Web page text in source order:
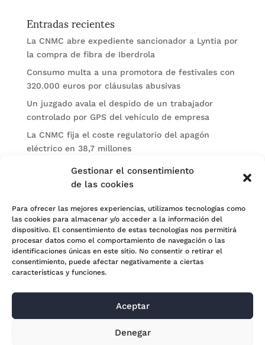
Gestionar el consentimiento
de las cookies
Para ofrecer las mejores experiencias, utilizamos tecnologías como
las cookies para almacenar y/o acceder a la información del
dispositivo. El consentimiento de estas tecnologías nos permitirá
procesar datos como el comportamiento de navegación o las
identificaciones únicas en este sitio. No consentir o retirar el
consentimiento, puede afectar negativamente a ciertas
características y funciones.
Aceptar
Denegar
Entradas recientes
La CNMC abre expediente sancionador a Lyntia por
la compra de fibra de Iberdrola
Consumo multa a una promotora de festivales con
320.000 euros por cláusulas abusivas
Un juzgado avala el despido de un trabajador
controlado por GPS del vehículo de empresa
La CNMC fija el coste regulatorio del apagón
eléctrico en 38,7 millones
El BOE publica sanciones de la CNMV a Soltec y
Categorías
Actualidad
Noticias Jurídicas
Subastas
Aviso Legal